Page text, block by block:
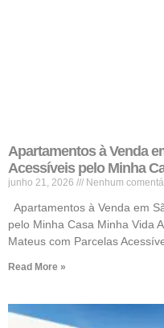
Apartamentos à Venda
Acessíveis pelo Minha
junho 21, 2026 Nenhum
Apartamentos à Venda em
pelo Minha Casa Minha Vida
Mateus com Parcelas
Read More »